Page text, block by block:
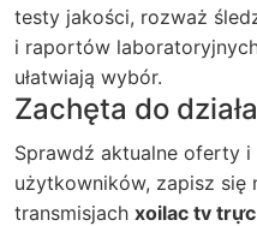
testy jakości, rozważ
i raportów
ułatwiają wybór.
Zachęta do
Sprawdź aktualne oferty
użytkowników, zapisz się
transmisjach xoilac tv